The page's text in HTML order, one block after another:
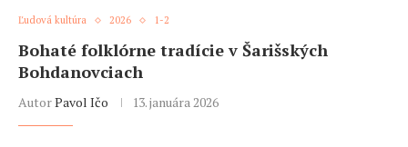
Ľudová kultúra 2026 1-2
Bohaté folklórne tradície v Šarišských
Bohdanovciach
AutorPavol Ičo 13. januára 2026